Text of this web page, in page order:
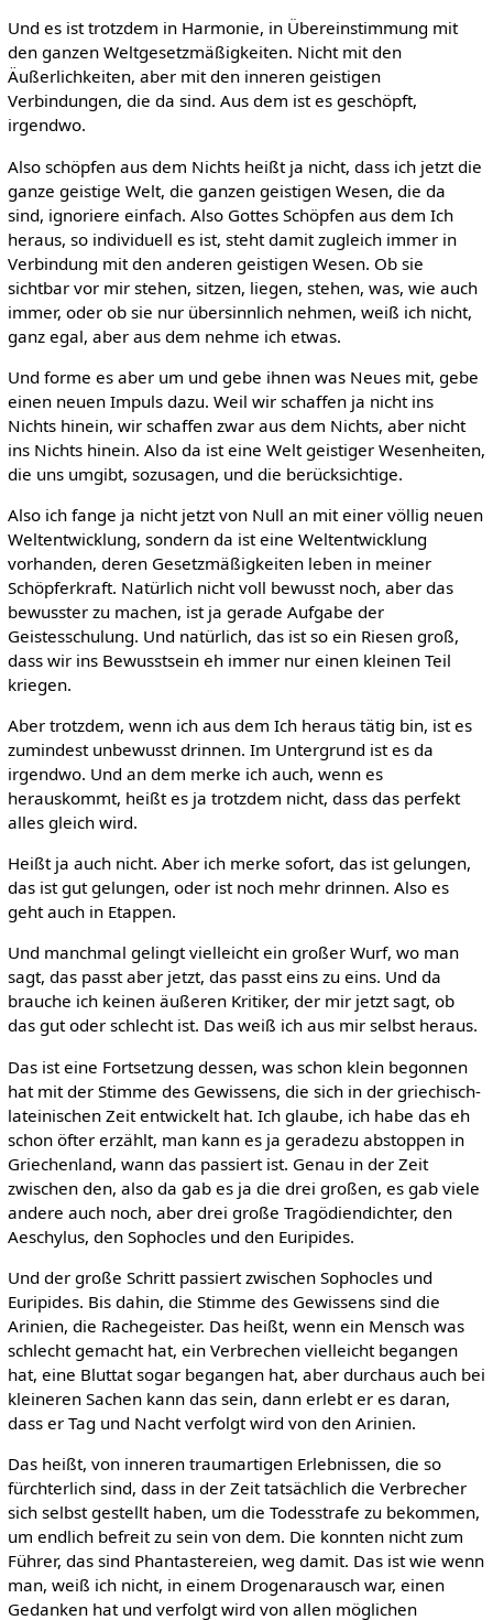
Und es ist trotzdem in Harmonie, in Übereinstimmung mit
den ganzen Weltgesetzmäßigkeiten. Nicht mit den
Äußerlichkeiten, aber mit den inneren geistigen
Verbindungen, die da sind. Aus dem ist es geschöpft,
irgendwo.
Also schöpfen aus dem Nichts heißt ja nicht, dass ich jetzt die
ganze geistige Welt, die ganzen geistigen Wesen, die da
sind, ignoriere einfach. Also Gottes Schöpfen aus dem Ich
heraus, so individuell es ist, steht damit zugleich immer in
Verbindung mit den anderen geistigen Wesen. Ob sie
sichtbar vor mir stehen, sitzen, liegen, stehen, was, wie auch
immer, oder ob sie nur übersinnlich nehmen, weiß ich nicht,
ganz egal, aber aus dem nehme ich etwas.
Und forme es aber um und gebe ihnen was Neues mit, gebe
einen neuen Impuls dazu. Weil wir schaffen ja nicht ins
Nichts hinein, wir schaffen zwar aus dem Nichts, aber nicht
ins Nichts hinein. Also da ist eine Welt geistiger Wesenheiten,
die uns umgibt, sozusagen, und die berücksichtige.
Also ich fange ja nicht jetzt von Null an mit einer völlig neuen
Weltentwicklung, sondern da ist eine Weltentwicklung
vorhanden, deren Gesetzmäßigkeiten leben in meiner
Schöpferkraft. Natürlich nicht voll bewusst noch, aber das
bewusster zu machen, ist ja gerade Aufgabe der
Geistesschulung. Und natürlich, das ist so ein Riesen groß,
dass wir ins Bewusstsein eh immer nur einen kleinen Teil
kriegen.
Aber trotzdem, wenn ich aus dem Ich heraus tätig bin, ist es
zumindest unbewusst drinnen. Im Untergrund ist es da
irgendwo. Und an dem merke ich auch, wenn es
herauskommt, heißt es ja trotzdem nicht, dass das perfekt
alles gleich wird.
Heißt ja auch nicht. Aber ich merke sofort, das ist gelungen,
das ist gut gelungen, oder ist noch mehr drinnen. Also es
geht auch in Etappen.
Und manchmal gelingt vielleicht ein großer Wurf, wo man
sagt, das passt aber jetzt, das passt eins zu eins. Und da
brauche ich keinen äußeren Kritiker, der mir jetzt sagt, ob
das gut oder schlecht ist. Das weiß ich aus mir selbst heraus.
Das ist eine Fortsetzung dessen, was schon klein begonnen
hat mit der Stimme des Gewissens, die sich in der griechisch-
lateinischen Zeit entwickelt hat. Ich glaube, ich habe das eh
schon öfter erzählt, man kann es ja geradezu abstoppen in
Griechenland, wann das passiert ist. Genau in der Zeit
zwischen den, also da gab es ja die drei großen, es gab viele
andere auch noch, aber drei große Tragödiendichter, den
Aeschylus, den Sophocles und den Euripides.
Und der große Schritt passiert zwischen Sophocles und
Euripides. Bis dahin, die Stimme des Gewissens sind die
Arinien, die Rachegeister. Das heißt, wenn ein Mensch was
schlecht gemacht hat, ein Verbrechen vielleicht begangen
hat, eine Bluttat sogar begangen hat, aber durchaus auch bei
kleineren Sachen kann das sein, dann erlebt er es daran,
dass er Tag und Nacht verfolgt wird von den Arinien.
Das heißt, von inneren traumartigen Erlebnissen, die so
fürchterlich sind, dass in der Zeit tatsächlich die Verbrecher
sich selbst gestellt haben, um die Todesstrafe zu bekommen,
um endlich befreit zu sein von dem. Die konnten nicht zum
Führer, das sind Phantastereien, weg damit. Das ist wie wenn
man, weiß ich nicht, in einem Drogenarausch war, einen
Gedanken hat und verfolgt wird von allen möglichen